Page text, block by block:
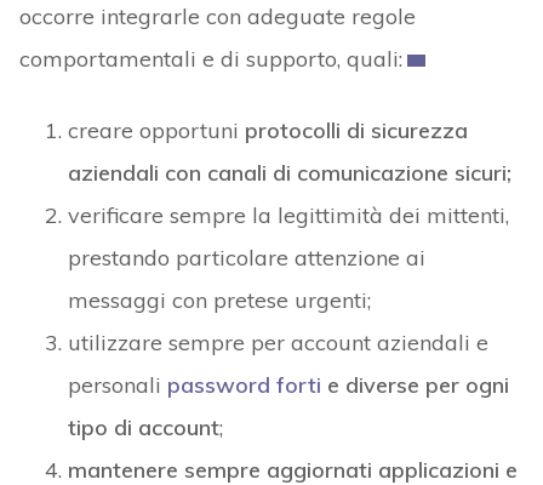
occorre integrarle con adeguate regole
comportamentali e di supporto, quali:
creare opportuni protocolli di sicurezza
aziendali con canali di comunicazione sicuri;
verificare sempre la legittimità dei mittenti,
prestando particolare attenzione ai
messaggi con pretese urgenti;
utilizzare sempre per account aziendali e
personali password forti e diverse per ogni
tipo di account;
mantenere sempre aggiornati applicazioni e